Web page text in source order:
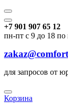
+7 901 907 65 12
пн-пт с 9 до 18 по
для запросов от
Корзина